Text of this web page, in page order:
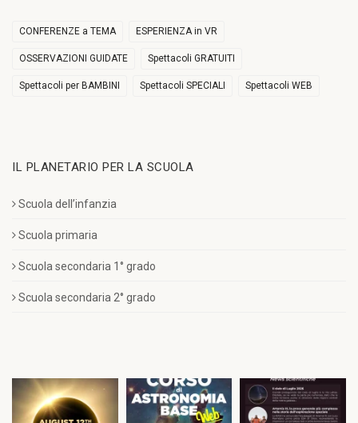
CONFERENZE a TEMA ESPERIENZA in VR
OSSERVAZIONI GUIDATE Spettacoli GRATUITI
Spettacoli per BAMBINI Spettacoli SPECIALI Spettacoli WEB
IL PLANETARIO PER LA SCUOLA
Scuola dell’infanzia
Scuola primaria
Scuola secondaria 1° grado
Scuola secondaria 2° grado